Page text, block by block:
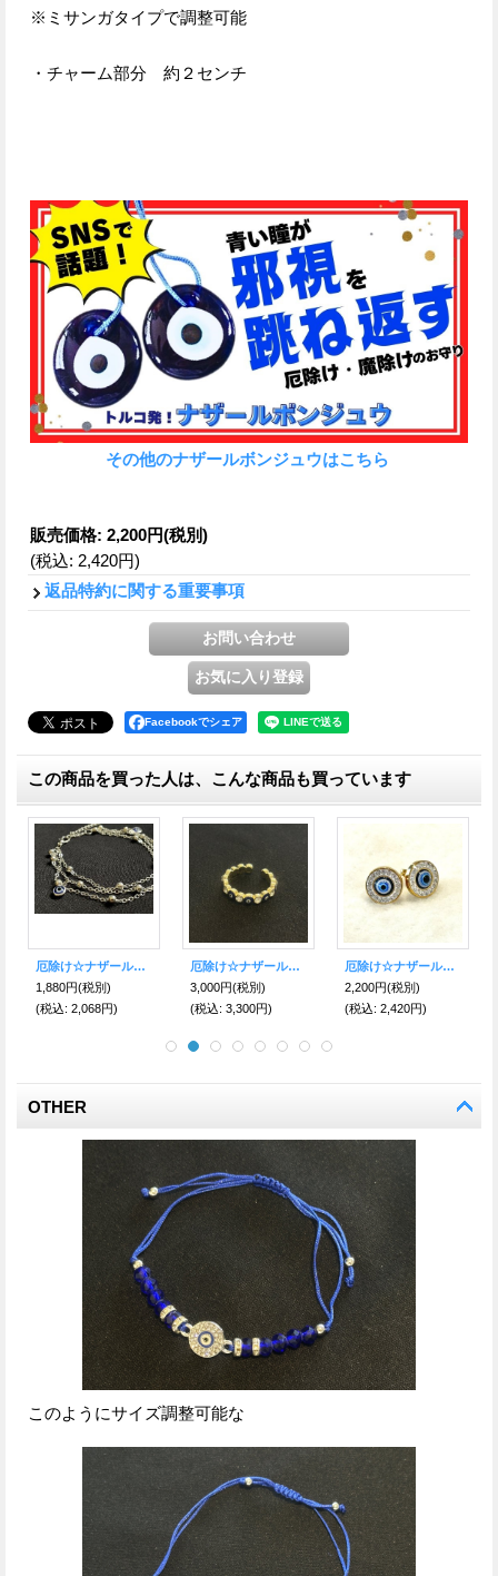
※ミサンガタイプで調整可能
・チャーム部分 約２センチ
その他のナザールボンジュウはこちら
販売価格: 2,200円(税別)
(税込: 2,420円)
返品特約に関する重要事項
Facebookでシェア
この商品を買った人は、こんな商品も買っています
厄除け☆ナザールボンジュウ★3連ブレスレット シルバー
1,880円(税別)
(税込: 2,068円)
厄除け☆ナザールボンジュウ リング B
3,000円(税別)
(税込: 3,300円)
厄除け☆ナザールボンジュウ●ピアスGD ステンレス
2,200円(税別)
(税込: 2,420円)
OTHER
このようにサイズ調整可能な